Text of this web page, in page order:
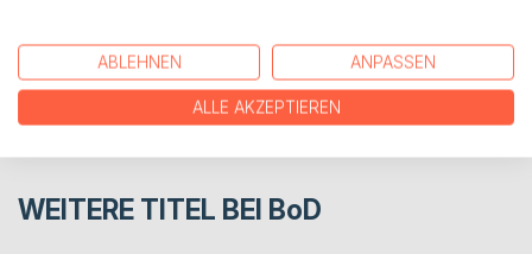
REZENSIONEN
WEITERE TITEL BEI BoD
ABLEHNEN ANPASSEN
ALLE AKZEPTIEREN